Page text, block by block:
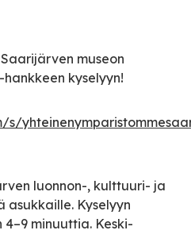
museon
kyselyyn!
s/
luonnon-, kulttuuri- ja
asukkaille. Kyselyyn
minuuttia. Keski-